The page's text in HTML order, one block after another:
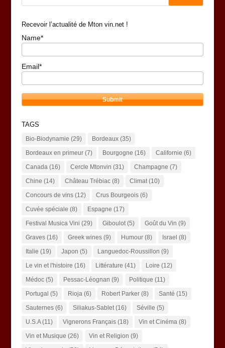
Recevoir l’actualité de Mton vin.net !
Name*
Email*
TAGS
Bio-Biodynamie (29) Bordeaux(35)
Bordeaux en primeur(7) Bourgogne (16) Californie (6)
Canada(16) Cercle Mtonvin (31) Champagne (7)
Chine (14) Château Trébiac(8) Climat(10)
Concours de vins(12) Crus Bourgeois(6)
Cuvée spéciale (8) Espagne (17)
Festival Musica Vini (29) Giboulot(5) Goût du Vin (9)
Graves(16) Greek wines(9) Humour(8) Israel (8)
Italie (19) Japon (5) Languedoc-Roussillon (9)
Le vin et l'histoire (16) Littérature (41) Loire (12)
Médoc(5) Pessac-Léognan (9) Politique (11)
Portugal (5) Rioja(6) Robert Parker(8) Santé (15)
Sauternes(6) Siliakus-Sablet(16) Séville (5)
U.S.A(11) Vignerons Français(18) Vin et Cinéma(8)
Vin et Musique (26) Vin et Religion (9)